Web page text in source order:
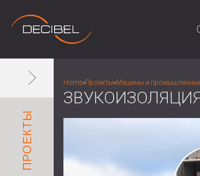
ПРОЕКТЫ
Home»Проекты»Машины и